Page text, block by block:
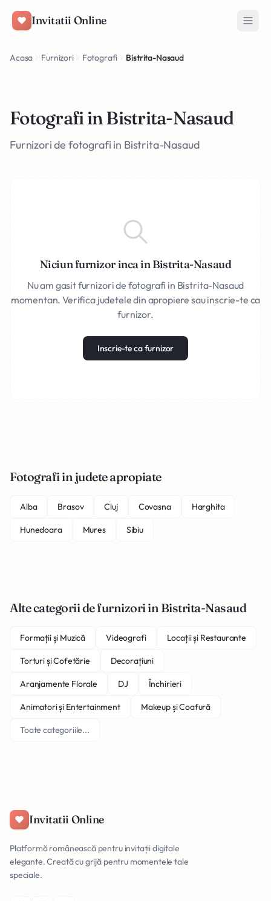
Invitatii Online
Acasa Furnizori Fotografi Bistrita-Nasaud
Fotografi in Bistrita-Nasaud
Furnizori de fotografi in Bistrita-Nasaud
Niciun furnizor inca in Bistrita-Nasaud
Nu am gasit furnizori de fotografi in Bistrita-Nasaud
momentan. Verifica judetele din apropiere sau inscrie-te ca
furnizor.
Inscrie-te ca furnizor
Fotografi in judete apropiate
Alba Brasov Cluj Covasna Harghita
Hunedoara Mures Sibiu
Alte categorii de furnizori in Bistrita-Nasaud
Formații și Muzică Videografi Locații și Restaurante
Torturi și Cofetărie Decorațiuni
Aranjamente Florale DJ Închirieri
Animatori și Entertainment Makeup și Coafură
Toate categoriile...
Invitatii Online
Platformă românească pentru invitații digitale
elegante. Creată cu grijă pentru momentele tale
speciale.